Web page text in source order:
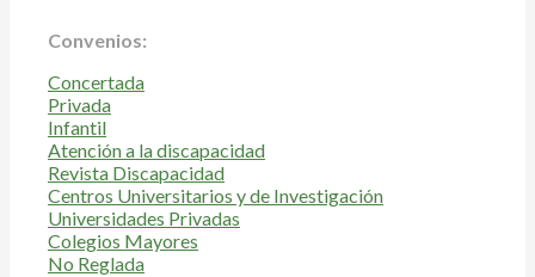
Convenios:
Concertada
Privada
Infantil
Atención a la discapacidad
Revista Discapacidad
Centros Universitarios y de Investigación
Universidades Privadas
Colegios Mayores
No Reglada